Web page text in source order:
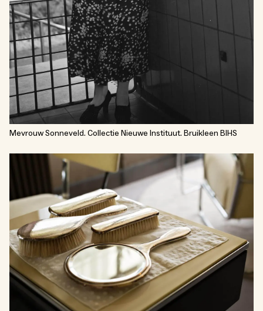
Mevrouw Sonneveld. Collectie Nieuwe Instituut. Bruikleen BIHS